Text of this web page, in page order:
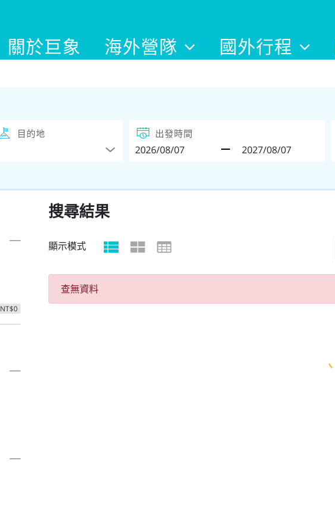
關於巨象 海外營隊 國外行程
目的地 出發時間
NT$0
搜尋結果
顯示模式
查無資料